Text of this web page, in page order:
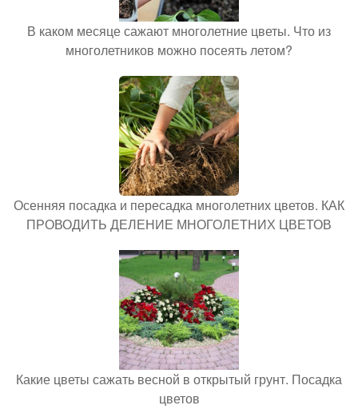
В каком месяце сажают многолетние цветы. Что из
многолетников можно посеять летом?
Осенняя посадка и пересадка многолетних цветов. КАК
ПРОВОДИТЬ ДЕЛЕНИЕ МНОГОЛЕТНИХ ЦВЕТОВ
Какие цветы сажать весной в открытый грунт. Посадка
цветов